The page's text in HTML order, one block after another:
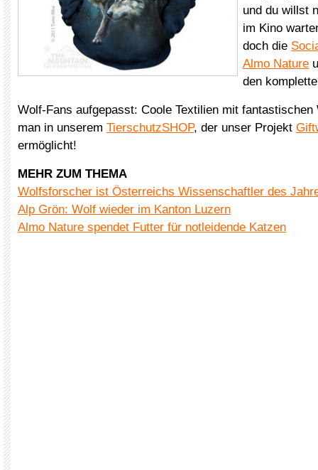
und du willst
im Kino
doch die
Almo Nature
den
Wolf-Fans aufgepasst: Coole Textilien mit
man in unserem TierschutzSHOP, der unser Projekt
ermöglicht!
MEHR ZUM THEMA
Wolfsforscher ist Österreichs Wissenschaftler des
Alp Grön: Wolf wieder im Kanton Luzern
Almo Nature spendet Futter für notleidende Katzen